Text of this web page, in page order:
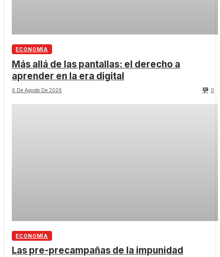
ECONOMÍA
Más allá de las pantallas: el derecho a
aprender en la era digital
6 De Agosto De 2026 0
ECONOMÍA
Las pre-precampañas de la impunidad